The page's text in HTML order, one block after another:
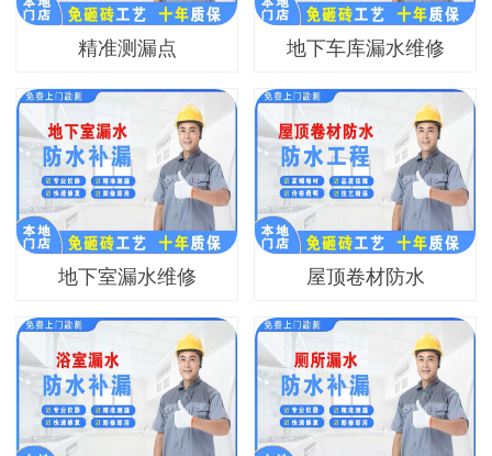
精准测漏点 地下车库漏水维修
地下室漏水维修 屋顶卷材防水